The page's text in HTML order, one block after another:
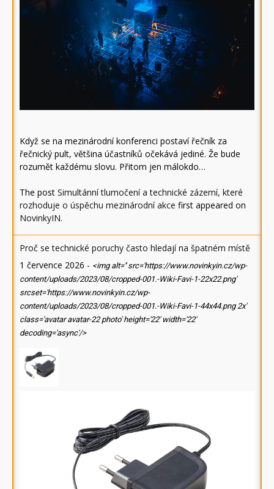
Když se na mezinárodní konferenci postaví řečník za
řečnický pult, většina účastníků očekává jediné. Že bude
rozumět každému slovu. Přitom jen málokdo…
The post Simultánní tlumočení a technické zázemí, které
rozhoduje o úspěchu mezinárodní akce first appeared on
NovinkyIN.
Proč se technické poruchy často hledají na špatném místě
1 července 2026 - <img alt='' src='https://www.novinkyin.cz/wp-
content/uploads/2023/08/cropped-001.-Wiki-Favi-1-22x22.png'
srcset='https://www.novinkyin.cz/wp-
content/uploads/2023/08/cropped-001.-Wiki-Favi-1-44x44.png 2x'
class='avatar avatar-22 photo' height='22' width='22'
decoding='async'/>